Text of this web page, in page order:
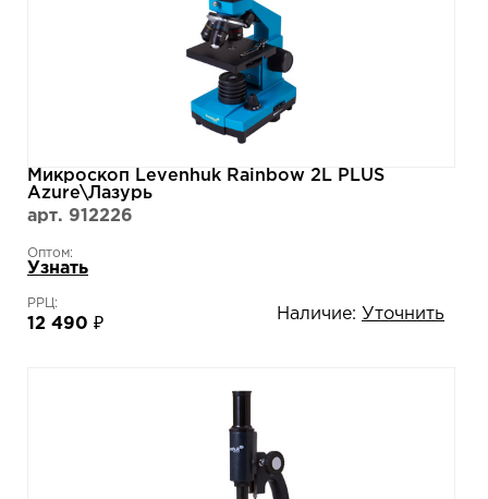
Микроскоп Levenhuk Rainbow 2L PLUS
Azure\Лазурь
арт. 912226
Оптом:
Узнать
РРЦ:
12 490 ₽
Наличие: Уточнить